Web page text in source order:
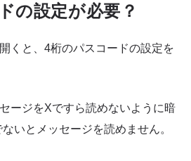
の設定が必要？
くと、4桁のパスコードの設定を
ージをXですら読めないように暗
いとメッセージを読めません。